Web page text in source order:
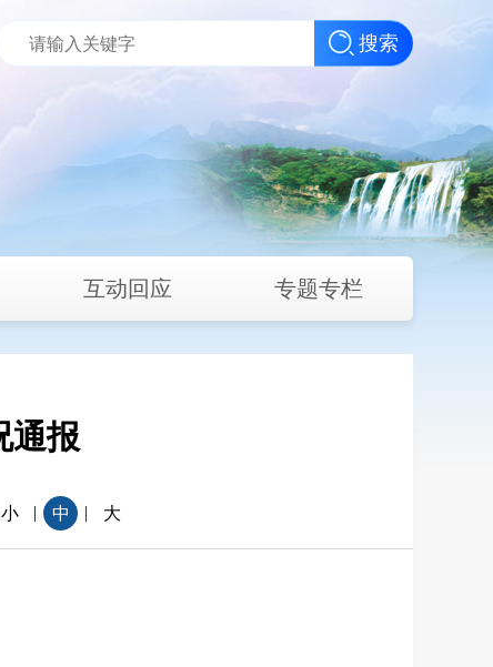
搜索
互动回应 专题专栏
通报
小 | 中 | 大